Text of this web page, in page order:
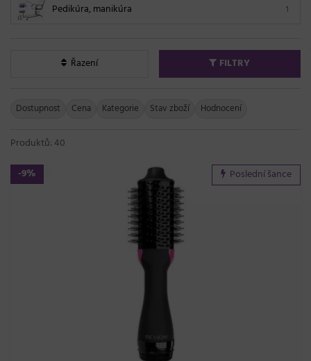
1
Pedikúra, manikúra
Řazení FILTRY
Dostupnost Cena Kategorie Stav zboží Hodnocení
Produktů: 40
-9%
Poslední šance